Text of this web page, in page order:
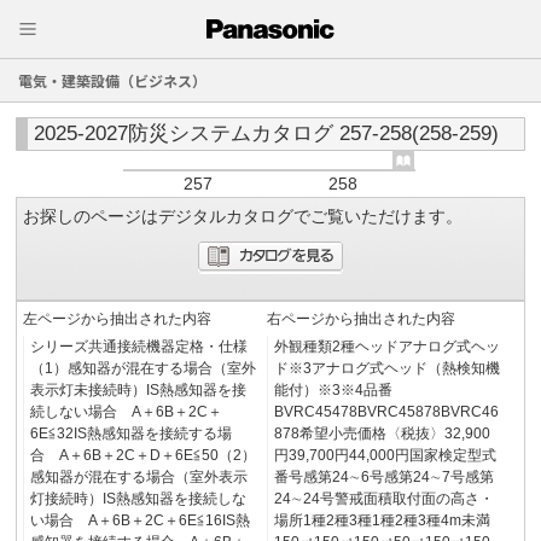
電気・建築設備（ビジネス）
2025-2027防災システムカタログ 257-258(258-259)
257
258
お探しのページはデジタルカタログでご覧いただけます。
左ページから抽出された内容
シリーズ共通接続機器定格・仕様
（1）感知器が混在する場合（室外
表示灯未接続時）IS熱感知器を接
続しない場合 A＋6B＋2C＋
6E≦32IS熱感知器を接続する場
合 A＋6B＋2C＋D＋6E≦50（2）
感知器が混在する場合（室外表示
灯接続時）IS熱感知器を接続しな
い場合 A＋6B＋2C＋6E≦16IS熱
右ページから抽出された内容
外観種類2種ヘッドアナログ式ヘッ
ド※3アナログ式ヘッド（熱検知機
能付）※3※4品番
BVRC45478BVRC45878BVRC46
878希望小売価格〈税抜〉32,900
円39,700円44,000円国家検定型式
番号感第24∼6号感第24∼7号感第
24∼24号警戒面積取付面の高さ・
場所1種2種3種1種2種3種4m未満